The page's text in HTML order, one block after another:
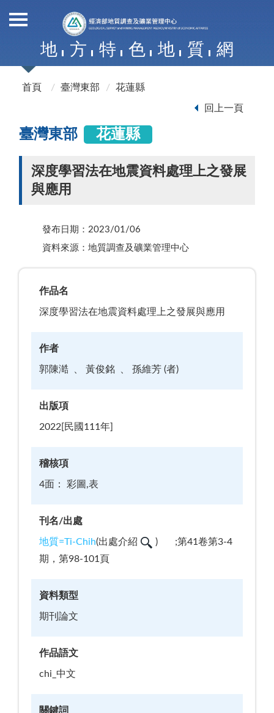
地 方 特 色 地 質 網
首頁 臺灣東部 花蓮縣
回上一頁
臺灣東部 花蓮縣
深度學習法在地震資料處理上之發展
與應用
發布日期：2023/01/06
資料來源：地質調查及礦業管理中心
作品名
深度學習法在地震資料處理上之發展與應用
作者
郭陳澔 黃俊銘 孫維芳 (者)
出版項
2022[民國111年]
稽核項
4面： 彩圖,表
刊名/出處
地質=Ti-Chih(出處介紹 )
;第41卷第3-4
期，第98-101頁
資料類型
期刊論文
作品語文
chi_中文
關鍵詞